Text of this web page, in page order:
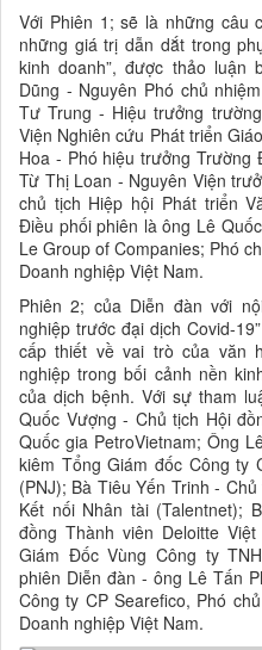
Với Phiên 1; sẽ là những câu
những giá trị dẫn dắt trong
kinh doanh”, được thảo luận
Dũng - Nguyên Phó chủ
Tư Trung - Hiệu trưởng
Viện Nghiên cứu Phát triển
Hoa - Phó hiệu trưởng Trường
Từ Thị Loan - Nguyên Viện
chủ tịch Hiệp hội Phát triển
Điều phối phiên là ông Lê
Le Group of Companies; Phó
Doanh nghiệp Việt Nam.
Phiên 2; của Diễn đàn với
nghiệp trước đại dịch Covid-
cấp thiết về vai trò của văn
nghiệp trong bối cảnh nền
của dịch bệnh. Với sự tham
Quốc Vượng - Chủ tịch Hội
Quốc gia PetroVietnam; Ông
kiêm Tổng Giám đốc Công ty
(PNJ); Bà Tiêu Yến Trinh -
Kết nối Nhân tài (Talentnet);
đồng Thành viên Deloitte
Giám Đốc Vùng Công ty
phiên Diễn đàn - ông Lê Tấn
Công ty CP Searefico, Phó
Doanh nghiệp Việt Nam.